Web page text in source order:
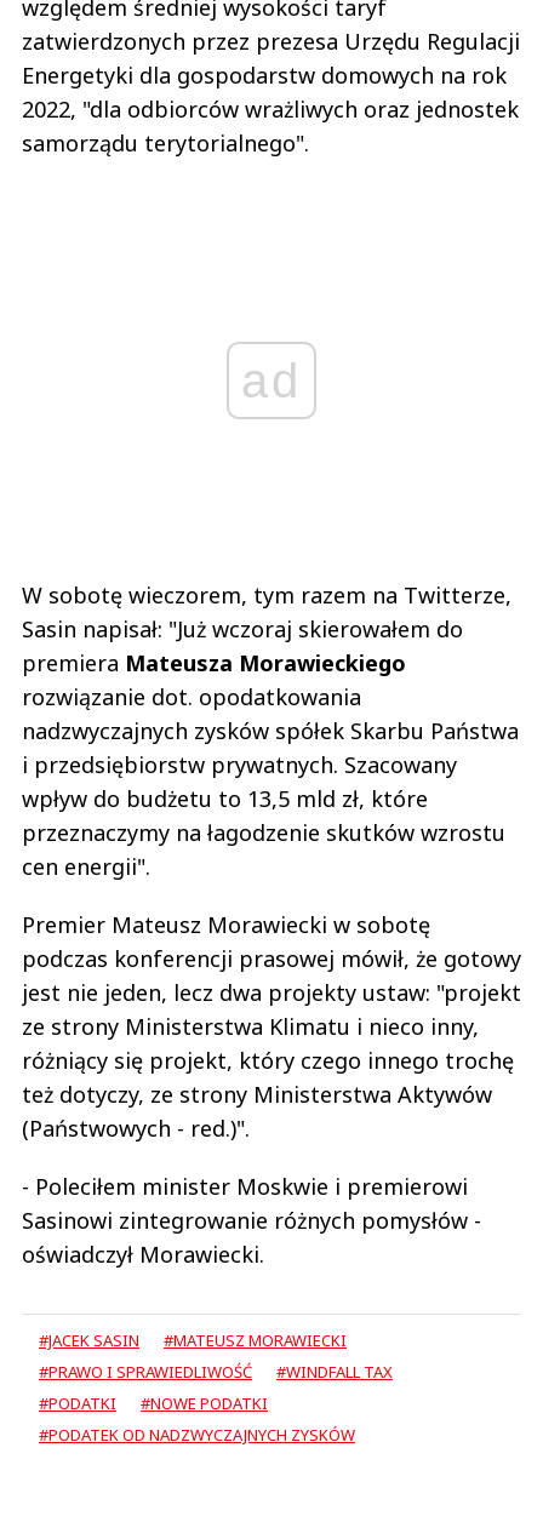
względem średniej wysokości taryf
zatwierdzonych przez prezesa Urzędu Regulacji
Energetyki dla gospodarstw domowych na rok
2022, "dla odbiorców wrażliwych oraz jednostek
samorządu terytorialnego".
ad
W sobotę wieczorem, tym razem na Twitterze,
Sasin napisał: "Już wczoraj skierowałem do
premiera Mateusza Morawieckiego
rozwiązanie dot. opodatkowania
nadzwyczajnych zysków spółek Skarbu Państwa
i przedsiębiorstw prywatnych. Szacowany
wpływ do budżetu to 13,5 mld zł, które
przeznaczymy na łagodzenie skutków wzrostu
cen energii".
Premier Mateusz Morawiecki w sobotę
podczas konferencji prasowej mówił, że gotowy
jest nie jeden, lecz dwa projekty ustaw: "projekt
ze strony Ministerstwa Klimatu i nieco inny,
różniący się projekt, który czego innego trochę
też dotyczy, ze strony Ministerstwa Aktywów
(Państwowych - red.)".
- Poleciłem minister Moskwie i premierowi
Sasinowi zintegrowanie różnych pomysłów -
oświadczył Morawiecki.
#JACEK SASIN
#MATEUSZ MORAWIECKI
#PRAWO I SPRAWIEDLIWOŚĆ
#WINDFALL TAX
#PODATKI
#NOWE PODATKI
#PODATEK OD NADZWYCZAJNYCH ZYSKÓW